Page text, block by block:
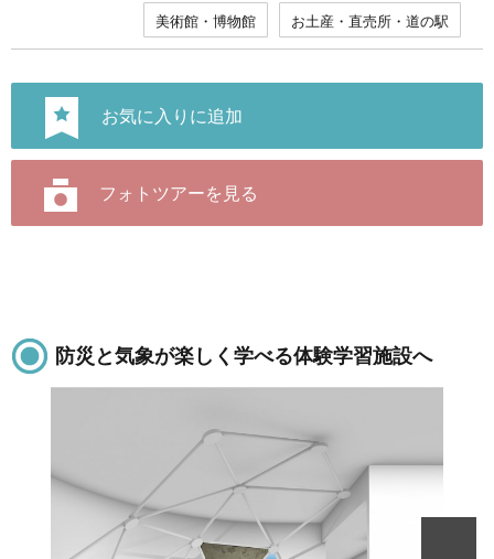
美術館・博物館 お土産・直売所・道の駅
防災と気象が楽しく学べる体験学習施設へ